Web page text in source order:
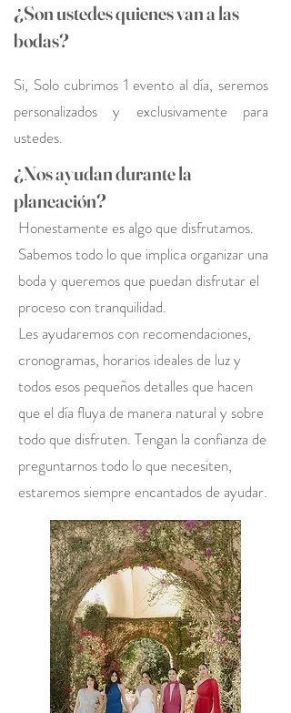
¿Son ustedes quienes van a las
bodas?
Si, Solo cubrimos 1 evento al día, seremos
personalizados y exclusivamente para
ustedes.
¿Nos ayudan durante la
planeación?
Honestamente es algo que disfrutamos.
Sabemos todo lo que implica organizar una
boda y queremos que puedan disfrutar el
proceso con tranquilidad.
Les ayudaremos con recomendaciones,
cronogramas, horarios ideales de luz y
todos esos pequeños detalles que hacen
que el día fluya de manera natural y sobre
todo que disfruten. Tengan la confianza de
preguntarnos todo lo que necesiten,
estaremos siempre encantados de ayudar.